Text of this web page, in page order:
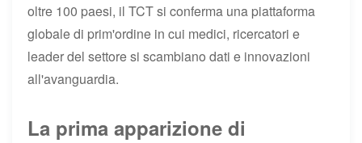
oltre 100 paesi, il TCT si conferma una piattaforma
globale di prim'ordine in cui medici, ricercatori e
leader del settore si scambiano dati e innovazioni
all'avanguardia.
La prima apparizione di